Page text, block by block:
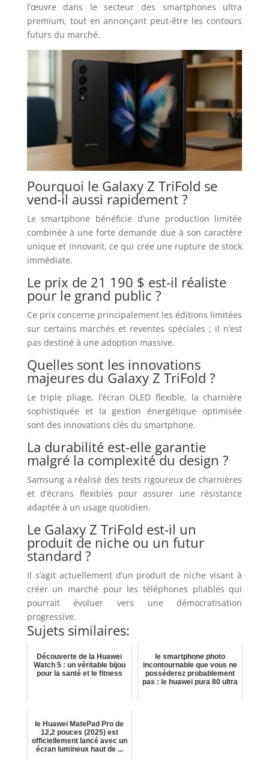
l’œuvre dans le secteur des smartphones ultra
premium, tout en annonçant peut-être les contours
futurs du marché.
Pourquoi le Galaxy Z TriFold se
vend-il aussi rapidement ?
Le smartphone bénéficie d’une production limitée
combinée à une forte demande due à son caractère
unique et innovant, ce qui crée une rupture de stock
immédiate.
Le prix de 21 190 $ est-il réaliste
pour le grand public ?
Ce prix concerne principalement les éditions limitées
sur certains marchés et reventes spéciales ; il n’est
pas destiné à une adoption massive.
Quelles sont les innovations
majeures du Galaxy Z TriFold ?
Le triple pliage, l’écran OLED flexible, la charnière
sophistiquée et la gestion énergétique optimisée
sont des innovations clés du smartphone.
La durabilité est-elle garantie
malgré la complexité du design ?
Samsung a réalisé des tests rigoureux de charnières
et d’écrans flexibles pour assurer une résistance
adaptée à un usage quotidien.
Le Galaxy Z TriFold est-il un
produit de niche ou un futur
standard ?
Il s’agit actuellement d’un produit de niche visant à
créer un marché pour les téléphones pliables qui
pourrait évoluer vers une démocratisation
progressive.
Sujets similaires:
Découverte de la Huawei
Watch 5 : un véritable bijou
pour la santé et le fitness
le smartphone photo
incontournable que vous ne
posséderez probablement
pas : le huawei pura 80 ultra
le Huawei MatePad Pro de
12,2 pouces (2025) est
officiellement lancé avec un
écran lumineux haut de ...